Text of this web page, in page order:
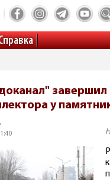
завершил
у